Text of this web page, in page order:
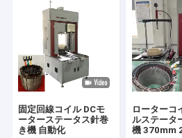
固定回線コイル DCモ
ーターステータス針巻
き機 自動化
ローターコ
ルステータ
機 370mm